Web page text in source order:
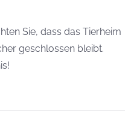
Sie, dass das Tierheim
geschlossen bleibt.